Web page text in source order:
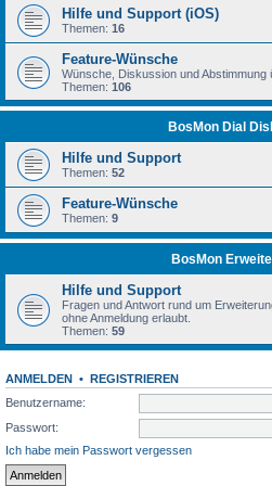
Hilfe und Support (iOS)
Themen: 16
Feature-Wünsche
Wünsche, Diskussion und Abstimmung
Themen: 106
BosMon Dial
Hilfe und Support
Themen: 52
Feature-Wünsche
Themen: 9
BosMon
Hilfe und Support
Fragen und Antwort rund um
ohne Anmeldung erlaubt.
Themen: 59
ANMELDEN • REGISTRIEREN
Benutzername:
Passwort:
Ich habe mein Passwort vergessen